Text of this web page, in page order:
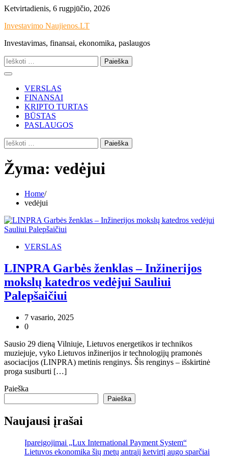
Skip
content
Ketvirtadienis, 6 rugpjūčio, 2026
Investavimo Naujienos.LT
Investavimas, finansai, ekonomika, paslaugos
Ieškoti:
VERSLAS
FINANSAI
KRIPTO TURTAS
BŪSTAS
PASLAUGOS
Ieškoti:
Žyma: vedėjui
Home
vedėjui
VERSLAS
LINPRA Garbės ženklas – Inžinerijos
mokslų katedros vedėjui Sauliui
Palepšaičiui
7 vasario, 2025
0
Sausio 29 dieną Vilniuje, Lietuvos energetikos ir technikos
muziejuje, vyko Lietuvos inžinerijos ir technologijų pramonės
asociacijos (LINPRA) metinis renginys. Šis renginys – išskirtinė
proga susiburti […]
Paieška
Paieška
Naujausi įrašai
Įpareigojimai „Lux International Payment System“
Lietuvos ekonomika šių metų antrąjį ketvirtį augo sparčiai